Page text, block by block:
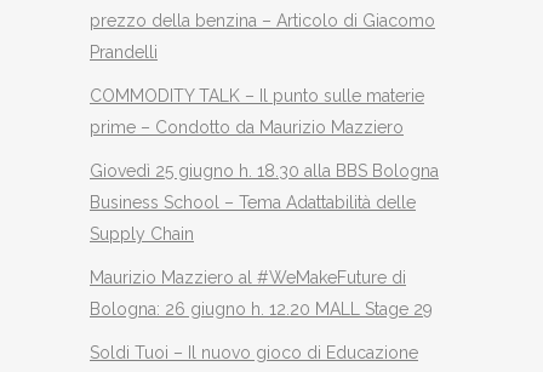
prezzo della benzina – Articolo di Giacomo
Prandelli
COMMODITY TALK – Il punto sulle materie
prime – Condotto da Maurizio Mazziero
Giovedì 25 giugno h. 18.30 alla BBS Bologna
Business School – Tema Adattabilità delle
Supply Chain
Maurizio Mazziero al #WeMakeFuture di
Bologna: 26 giugno h. 12.20 MALL Stage 29
Soldi Tuoi – Il nuovo gioco di Educazione